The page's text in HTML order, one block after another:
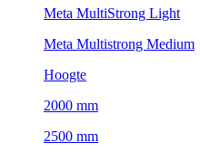
Meta MultiStrong Light
Meta Multistrong Medium
Hoogte
2000 mm
2500 mm